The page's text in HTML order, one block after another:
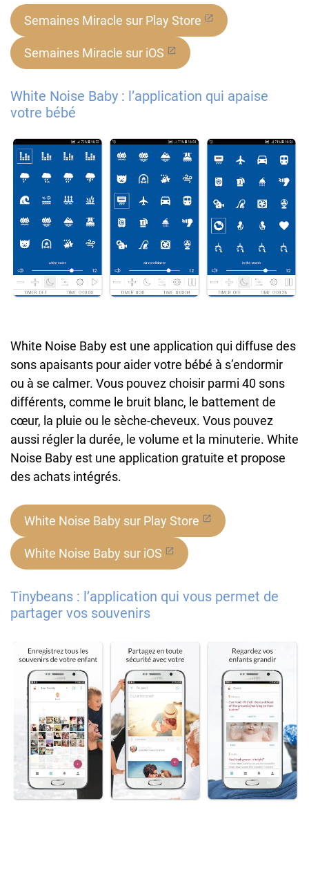
Semaines Miracle sur Play Store
Semaines Miracle sur iOS
White Noise Baby : l’application qui apaise
votre bébé
White Noise Baby est une application qui diffuse des
sons apaisants pour aider votre bébé à s’endormir
ou à se calmer. Vous pouvez choisir parmi 40 sons
différents, comme le bruit blanc, le battement de
cœur, la pluie ou le sèche-cheveux. Vous pouvez
aussi régler la durée, le volume et la minuterie. White
Noise Baby est une application gratuite et propose
des achats intégrés.
White Noise Baby sur Play Store
White Noise Baby sur iOS
Tinybeans : l’application qui vous permet de
partager vos souvenirs